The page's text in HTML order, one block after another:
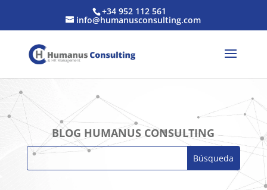
+34 952 112 561
info@humanusconsulting.com
BLOG HUMANUS CONSULTING